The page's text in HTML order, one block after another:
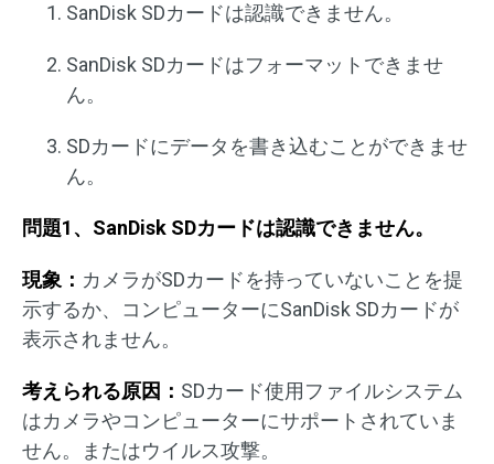
SanDisk SDカードは認識できません。
SanDisk SDカードはフォーマットできませ
ん。
SDカードにデータを書き込むことができませ
ん。
問題1、SanDisk SDカードは認識できません。
現象： カメラがSDカードを持っていないことを提
示するか、コンピューターにSanDisk SDカードが
表示されません。
考えられる原因： SDカード使用ファイルシステム
はカメラやコンピューターにサポートされていま
せん。またはウイルス攻撃。